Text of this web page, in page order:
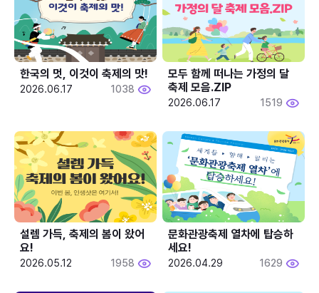
한국의 멋, 이것이 축제의 맛!
2026.06.17 1038
모두 함께 떠나는 가정의 달
축제 모음.ZIP
2026.06.17 1519
설렘 가득, 축제의 봄이 왔어
요!
2026.05.12 1958
문화관광축제 열차에 탑승하
세요!
2026.04.29 1629